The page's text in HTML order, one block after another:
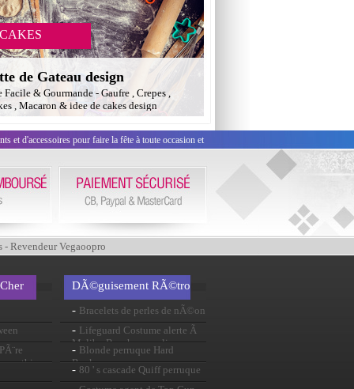
de Gateau design
Facile & Gourmande - Gaufre , Crepes ,
, Macaron & idee de cakes design
et d'accessoires pour faire la fête à toute occasion et
Revendeur Vegaoopro
mythique
DÃ©guisement RÃ©tro
- Bracelets de perles de nÃ©on
- Lifeguard Costume alerte Ã
Malibu Beach masculine
- Blonde perruque Hard
Rocker
- 80 ' s cascade Quiff perruque